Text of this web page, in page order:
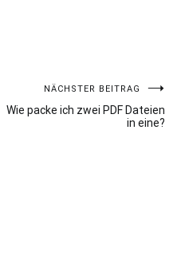
NÄCHSTER BEITRAG
Wie packe ich zwei PDF Dateien
in eine?